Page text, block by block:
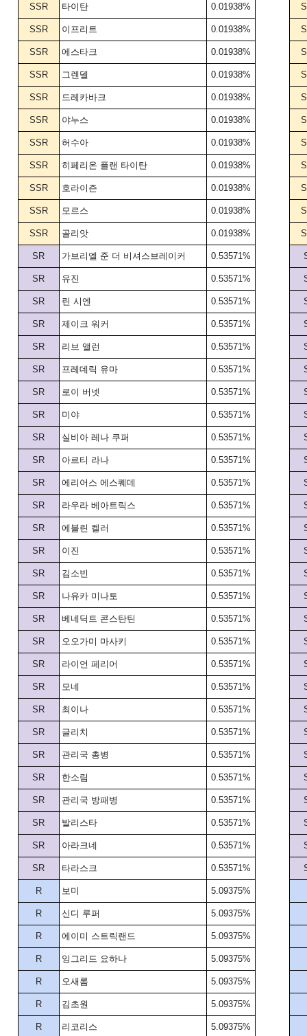
SSR 타이탄 0.01938%
SSR 이프리트 0.01938%
SSR 에스타크 0.01938%
SSR 그렌델 0.01938%
SSR 드레카바크 0.01938%
SSR 야누스 0.01938%
SSR 허수아 0.01938%
SSR 히페리온 플랜 타이탄 0.01938%
SSR 호라이즌 0.01938%
SSR 모르스 0.01938%
SSR 골리앗 0.01938%
SR 가브리엘 준 더 비셔스브레이커 0.53571%
SR 유진 0.53571%
SR 린 시엔 0.53571%
SR 제이크 워커 0.53571%
SR 리브 앨런 0.53571%
SR 프레데릭 유마 0.53571%
SR 로이 버넷 0.53571%
SR 미야 0.53571%
SR 실비아 레나 쿠퍼 0.53571%
SR 아르티 라나 0.53571%
SR 에리어스 에스퀘데 0.53571%
SR 라우라 베아트릭스 0.53571%
SR 에블린 켈러 0.53571%
SR 이진 0.53571%
SR 김소빈 0.53571%
SR 나유카 미나토 0.53571%
SR 베네딕트 콘스탄틴 0.53571%
SR 오오가미 마사키 0.53571%
SR 라이언 페리어 0.53571%
SR 모네 0.53571%
SR 최이나 0.53571%
SR 글리치 0.53571%
SR 관리국 총병 0.53571%
SR 한소림 0.53571%
SR 관리국 방패병 0.53571%
SR 발리스타 0.53571%
SR 아라크네 0.53571%
SR 타라스크 0.53571%
R 보미 5.09375%
R 신디 루퍼 5.09375%
R 에이미 스트릭랜드 5.09375%
R 잉그리드 요하나 5.09375%
R 오새롬 5.09375%
R 김초원 5.09375%
R 리코리스 5.09375%